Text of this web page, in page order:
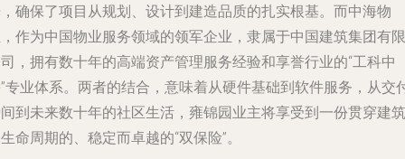
确保了项目从规划、设计到建造品质的扎实根基。而中海物
作为中国物业服务领域的领军企业，隶属于中国建筑集团有限
，拥有数十年的高端资产管理服务经验和享誉行业的“工科中
专业体系。两者的结合，意味着从硬件基础到软件服务，从交
到未来数十年的社区生活，雍锦园业主将享受到一份贯穿建筑
命周期的、稳定而卓越的“双保险”。